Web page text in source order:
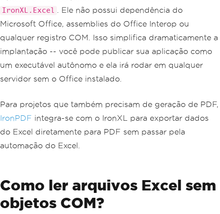
IronXL.Excel
. Ele não possui dependência do
Microsoft Office, assemblies do Office Interop ou
qualquer registro COM. Isso simplifica dramaticamente a
implantação -- você pode publicar sua aplicação como
um executável autônomo e ela irá rodar em qualquer
servidor sem o Office instalado.
Para projetos que também precisam de geração de PDF,
IronPDF integra-se com o IronXL para exportar dados
do Excel diretamente para PDF sem passar pela
automação do Excel.
Como ler arquivos Excel sem
objetos COM?